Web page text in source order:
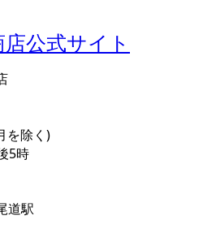
を除く)
5時
道駅